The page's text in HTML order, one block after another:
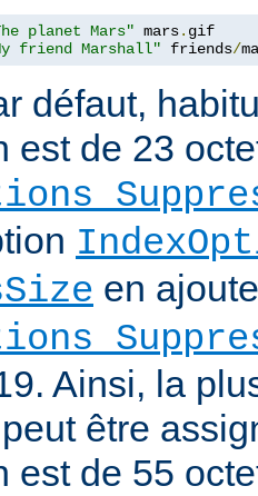
planet Mars" mars.
friend Marshall" friends/
défaut,
est de 23
en
Ainsi, la
être
est de 55